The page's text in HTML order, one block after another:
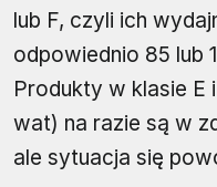
lub F, czyli ich
odpowiednio 85 lub
Produkty w klasie E
wat) na razie są w
ale sytuacja się